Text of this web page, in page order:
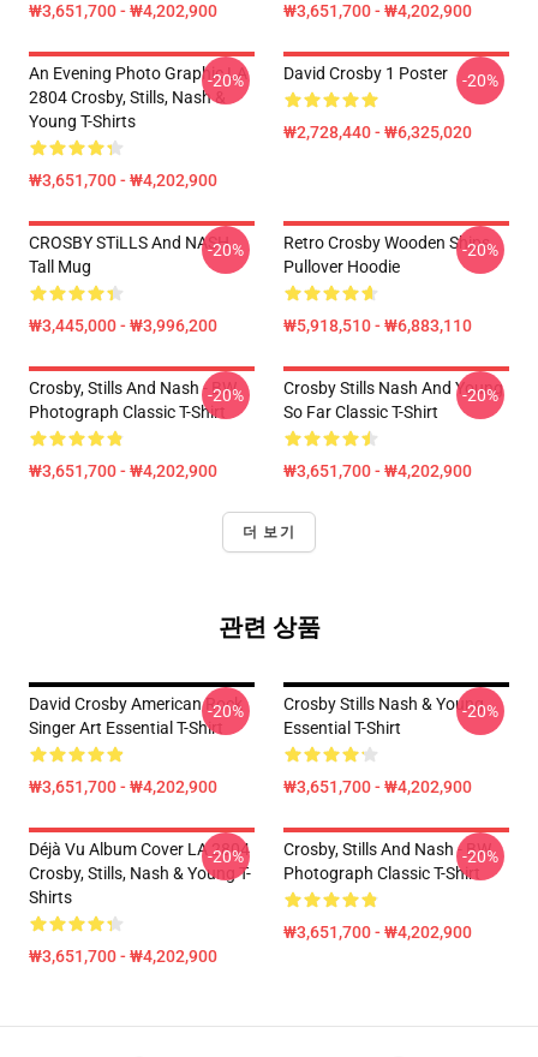
₩3,651,700 - ₩4,202,900 ₩3,651,700 - ₩4,202,900
An Evening Photo Graphic LA
2804 Crosby, Stills, Nash &
Young T-Shirts
₩3,651,700 - ₩4,202,900
-20% David Crosby 1 Poster
₩2,728,440 - ₩6,325,020
-20%
CROSBY STiLLS And NASH
Tall Mug
₩3,445,000 - ₩3,996,200
-20%
Retro Crosby Wooden Ships
Pullover Hoodie
₩5,918,510 - ₩6,883,110
-20%
Crosby, Stills And Nash - BW
Photograph Classic T-Shirt
₩3,651,700 - ₩4,202,900
-20%
Crosby Stills Nash And Young
So Far Classic T-Shirt
₩3,651,700 - ₩4,202,900
-20%
더 보기
관련 상품
David Crosby American Rock
Singer Art Essential T-Shirt
₩3,651,700 - ₩4,202,900
-20%
Crosby Stills Nash & Young
Essential T-Shirt
₩3,651,700 - ₩4,202,900
-20%
Déjà Vu Album Cover LA 2804
Crosby, Stills, Nash & Young T-
Shirts
₩3,651,700 - ₩4,202,900
-20%
Crosby, Stills And Nash - BW
Photograph Classic T-Shirt
₩3,651,700 - ₩4,202,900
-20%